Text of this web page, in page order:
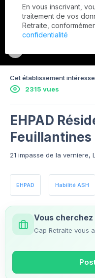
Cet établissement
2315 vues
EHPAD
Feuillantines
21 impasse de la verniere,
EHPAD Habilité ASH
Vous cherchez
Cap Retraite vous
En vous inscrivant,
traitement de vos
Retraite,
confidentialité